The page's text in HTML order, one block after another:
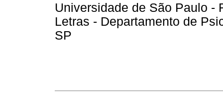
Universidade de São Paulo -
Letras - Departamento de
SP